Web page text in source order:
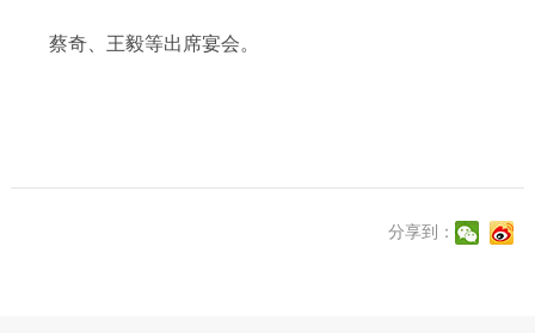
蔡奇、王毅等出席宴会。
分享到：